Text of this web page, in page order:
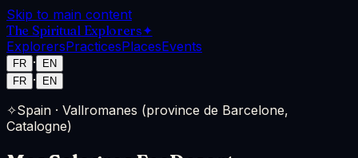
Skip to main content
The Spiritual Explorers✦
ExplorersPracticesPlacesEvents
FR ·
EN
FR · EN
✧Spain · Vallromanes (province de Barcelone,
Catalogne)